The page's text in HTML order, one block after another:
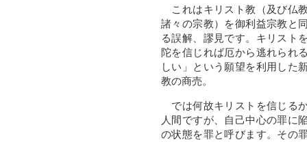
これはキリスト教（及び仏
諸々の宗教）を御利益宗教と
る誤解、謬見です。キリスト
陀を信じれば厄から逃れられ
しい」という願望を利用した
教の商売。
では何故キリストを信じる
人間ですが、自己中心の罪に
の状態を罪と呼びます。その